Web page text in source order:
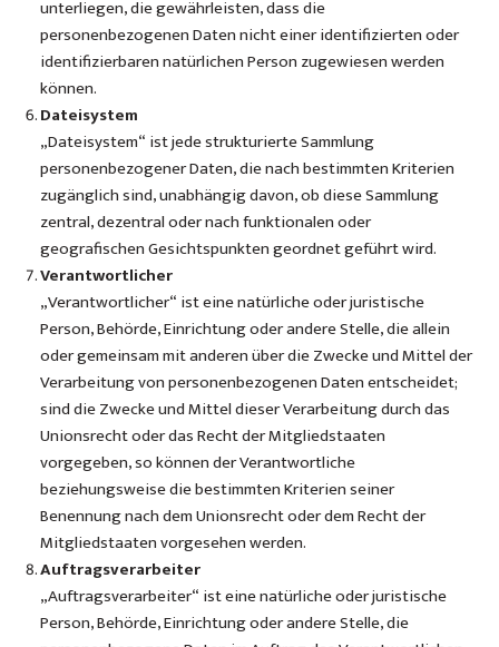
unterliegen, die gewährleisten, dass die
personenbezogenen Daten nicht einer identifizierten oder
identifizierbaren natürlichen Person zugewiesen werden
können.
Dateisystem
„Dateisystem“ ist jede strukturierte Sammlung
personenbezogener Daten, die nach bestimmten Kriterien
zugänglich sind, unabhängig davon, ob diese Sammlung
zentral, dezentral oder nach funktionalen oder
geografischen Gesichtspunkten geordnet geführt wird.
Verantwortlicher
„Verantwortlicher“ ist eine natürliche oder juristische
Person, Behörde, Einrichtung oder andere Stelle, die allein
oder gemeinsam mit anderen über die Zwecke und Mittel der
Verarbeitung von personenbezogenen Daten entscheidet;
sind die Zwecke und Mittel dieser Verarbeitung durch das
Unionsrecht oder das Recht der Mitgliedstaaten
vorgegeben, so können der Verantwortliche
beziehungsweise die bestimmten Kriterien seiner
Benennung nach dem Unionsrecht oder dem Recht der
Mitgliedstaaten vorgesehen werden.
Auftragsverarbeiter
„Auftragsverarbeiter“ ist eine natürliche oder juristische
Person, Behörde, Einrichtung oder andere Stelle, die